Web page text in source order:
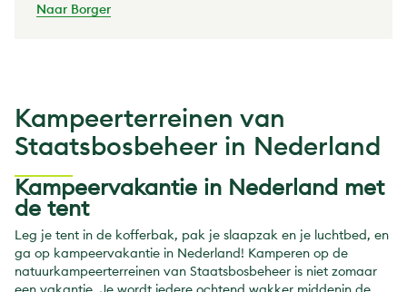
Naar Borger
Kampeerterreinen van
Staatsbosbeheer in Nederland
Kampeervakantie in Nederland met
de tent
Leg je tent in de kofferbak, pak je slaapzak en je luchtbed, en
ga op kampeervakantie in Nederland! Kamperen op de
natuurkampeerterreinen van Staatsbosbeheer is niet zomaar